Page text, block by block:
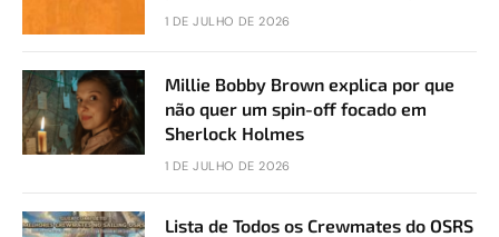
1 DE JULHO DE 2026
Millie Bobby Brown explica por que
não quer um spin-off focado em
Sherlock Holmes
1 DE JULHO DE 2026
Lista de Todos os Crewmates do OSRS